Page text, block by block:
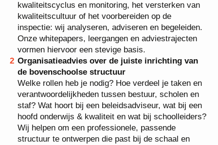
kwaliteitscyclus en monitoring, het versterken van
kwaliteitscultuur of het voorbereiden op de
inspectie: wij analyseren, adviseren en begeleiden.
Onze whitepapers, leergangen en adviestrajecten
vormen hiervoor een stevige basis.
Organisatieadvies over de juiste inrichting van
de bovenschoolse structuur
Welke rollen heb je nodig? Hoe verdeel je taken en
verantwoordelijkheden tussen bestuur, scholen en
staf? Wat hoort bij een beleidsadviseur, wat bij een
hoofd onderwijs & kwaliteit en wat bij schoolleiders?
Wij helpen om een professionele, passende
structuur te ontwerpen die past bij de schaal en